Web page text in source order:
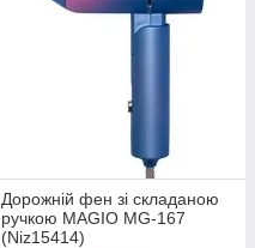
Дорожній фен зі складаною
ручкою MAGIO MG-167
(Niz15414)